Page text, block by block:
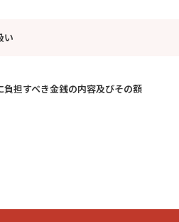
い
負担すべき金銭の内容及びその額